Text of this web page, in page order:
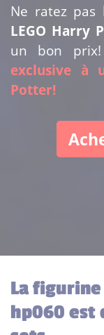
Ne ratez pas
LEGO Harry
un bon prix!
exclusive à
Potter!
La
hp060 est